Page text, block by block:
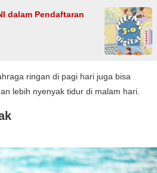
dalam Pendaftaran
ringan di pagi hari juga bisa
lebih nyenyak tidur di malam hari.